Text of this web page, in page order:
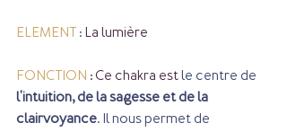
ELEMENT : La lumière
FONCTION : Ce chakra est le centre de
l'intuition, de la sagesse et de la
clairvoyance. Il nous permet de